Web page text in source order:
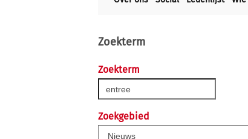
Zoekterm
Zoekterm
Zoekgebied